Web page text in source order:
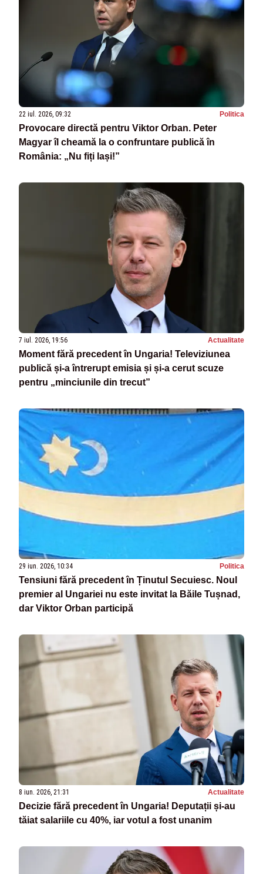
22 iul. 2026, 09:32 Politica
Provocare directă pentru Viktor Orban. Peter
Magyar îl cheamă la o confruntare publică în
România: „Nu fiți lași!”
7 iul. 2026, 19:56 Actualitate
Moment fără precedent în Ungaria! Televiziunea
publică și-a întrerupt emisia și și-a cerut scuze
pentru „minciunile din trecut”
29 iun. 2026, 10:34 Politica
Tensiuni fără precedent în Ținutul Secuiesc. Noul
premier al Ungariei nu este invitat la Băile Tușnad,
dar Viktor Orban participă
8 iun. 2026, 21:31 Actualitate
Decizie fără precedent în Ungaria! Deputații și-au
tăiat salariile cu 40%, iar votul a fost unanim